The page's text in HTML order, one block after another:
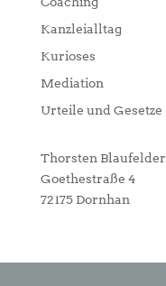
Kanzleialltag
Kurioses
Mediation
Urteile und Gesetze
Thorsten Blaufelder
Goethestraße 4
72175 Dornhan